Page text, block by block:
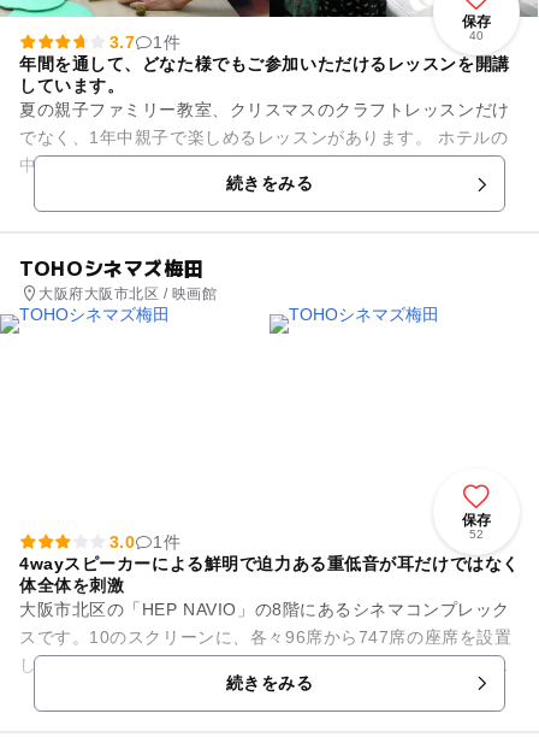
保存
40
3.7
1件
年間を通して、どなた様でもご参加いただけるレッスンを開講
しています。
夏の親子ファミリー教室、クリスマスのクラフトレッスンだけ
でなく、1年中親子で楽しめるレッスンがあります。 ホテルの
中に託児所があるので、ぜひご利用ください。
続きをみる
TOHOシネマズ梅田
大阪府大阪市北区 / 映画館
保存
52
3.0
1件
4wayスピーカーによる鮮明で迫力ある重低音が耳だけではなく
体全体を刺激
大阪市北区の「HEP NAVIO」の8階にあるシネマコンプレック
スです。10のスクリーンに、各々96席から747席の座席を設置
しています。最も大きなシアター1には、4wayスピーカーを導
続きをみる